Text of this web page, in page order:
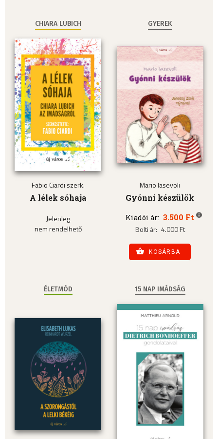
CHIARA LUBICH
Fabio Ciardi szerk.
A lélek sóhaja
Jelenleg
nem rendelhető
GYEREK
Mario Iasevoli
Gyónni készülök
Kiadói ár: 3.500 Ft
Bolti ár: 4.000 Ft
KOSÁRBA
ÉLETMÓD 15 NAP IMÁDSÁG